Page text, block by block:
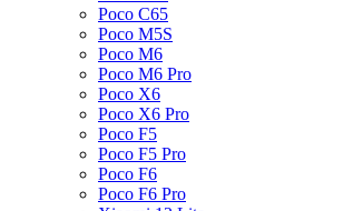
Poco C65
Poco M5S
Poco M6
Poco M6 Pro
Poco X6
Poco X6 Pro
Poco F5
Poco F5 Pro
Poco F6
Poco F6 Pro